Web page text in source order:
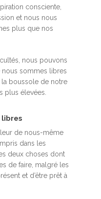
consciente,
et nous nous
plus que nos
nous pouvons
sommes libres
boussole de notre
plus élevées.
libres
de nous-même
dans les
deux choses dont
de faire, malgré les
et d’être prêt à